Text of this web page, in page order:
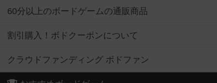
60分以上のボードゲームの通販商品
割引購入！ボドクーポンについて
クラウドファンディング ボドファン